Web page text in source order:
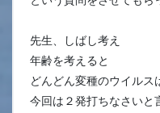
先生、しばし考え
年齢を考えると
どんどん変種のウイルス
今回は２発打ちなさいと